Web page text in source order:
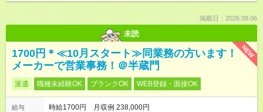
掲載日：2026.08.06
未読
NEW
1700円＊≪10月スタート≫同業務の方います！
メーカーで営業事務！＠半蔵門
派遣 職種未経験OK ブランクOK WEB登録・面接OK
給与
時給1700円 月収例 238,000円